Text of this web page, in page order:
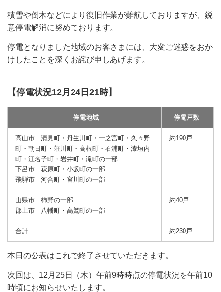
積雪や倒木などにより復旧作業が難航しておりますが、鋭
意停電解消に努めております。
停電となりました地域のお客さまには、大変ご迷惑をおか
けしたことを深くお詫び申しあげます。
【停電状況12月24日21時】
停電地域 停電戸数
高山市 清見町・丹生川町・一之宮町・久々野
町・朝日町・荘川町・高根町・石浦町・漆垣内
町・江名子町・岩井町・滝町の一部
下呂市 萩原町・小坂町の一部
飛騨市 河合町・宮川町の一部
約190戸
山県市 柿野の一部
郡上市 八幡町・高鷲町の一部
約40戸
合計 約230戸
本日の公表はこれで終了させていただきます。
次回は、12月25日（木）午前9時時点の停電状況を午前10
時頃にお知らせいたします。